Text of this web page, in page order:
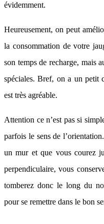
évidemment.
Heureusement, on peut
la consommation de votre
son temps de recharge, mais
spéciales. Bref, on a un petit
est très agréable.
Attention ce n’est pas si
parfois le sens de
un mur et que vous courez
perpendiculaire, vous
tomberez donc le long du
pour se remettre dans le bon